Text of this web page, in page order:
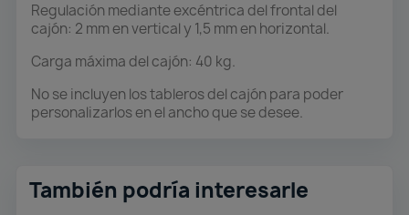
Regulación mediante excéntrica del frontal del
cajón: 2 mm en vertical y 1,5 mm en horizontal.
Carga máxima del cajón: 40 kg.
No se incluyen los tableros del cajón para poder
personalizarlos en el ancho que se desee.
También podría interesarle